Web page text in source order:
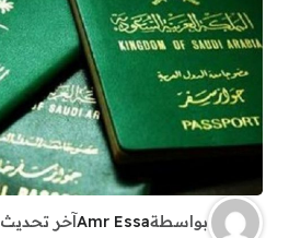
بواسطةAmr Essa آخر تحديث